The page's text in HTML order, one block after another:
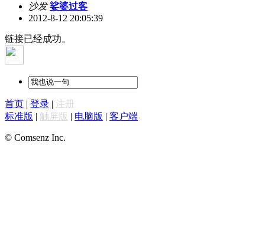
沙发 娑婆过客
2012-8-12 20:05:39
链接已经成功。
首页 | 登录 | 注册
标准版 | 触屏版 | 电脑版 | 客户端
© Comsenz Inc.